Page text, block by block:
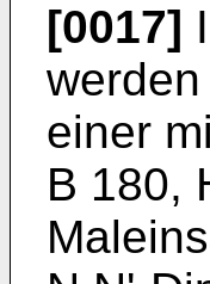
[0017]
einer
B 180,